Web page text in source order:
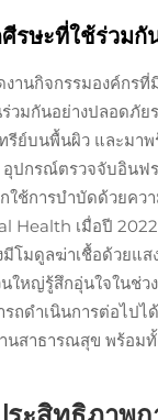
ศีรษะที่ใช้ร่วม
งานกิจกรรมองค์กร
ร่วมกันอย่างปลอดภั
รีย์บนพื้นผิว และมา
อุปกรณ์ตรวจจับอินฟ
ใช้การบำบัดด้วยคว
Health เมื่อปี
มีโมดูลฆ่าเชื้อด้วยแ
ใหญ่รู้สึกอุ่นใจในช่ว
ถดำเนินการต่อไป
นสาธารณสุข พร้อม